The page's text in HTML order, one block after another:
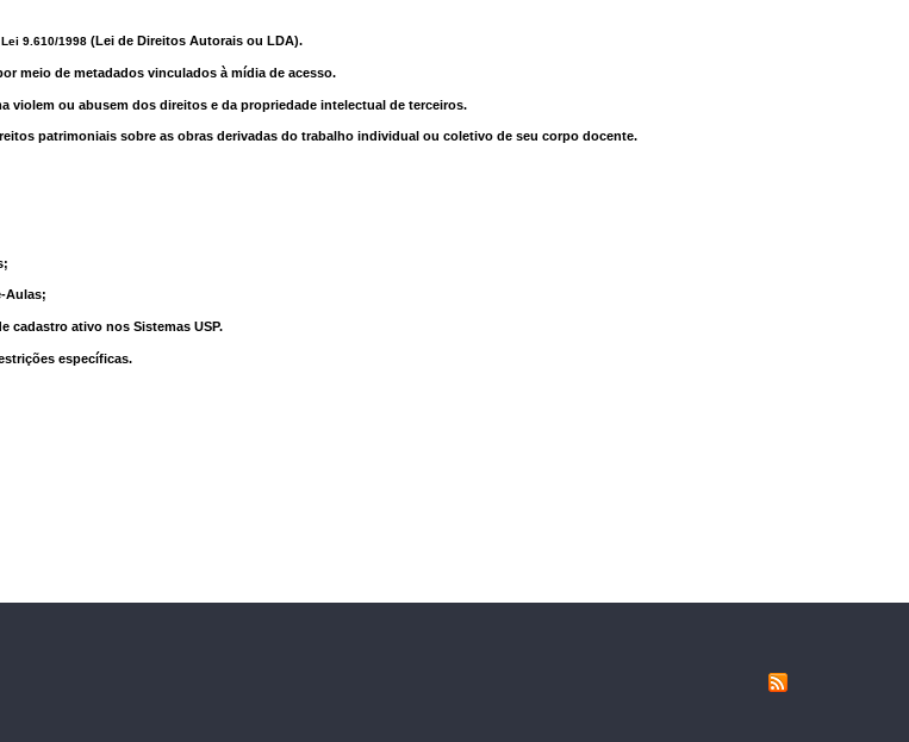
Lei 9.610/1998 (Lei de Direitos Autorais ou LDA).
meio de metadados vinculados à mídia de acesso.
violem ou abusem dos direitos e da propriedade intelectual de terceiros.
patrimoniais sobre as obras derivadas do trabalho individual ou coletivo de seu corpo docente.
Aulas;
cadastro ativo nos Sistemas USP.
específicas.